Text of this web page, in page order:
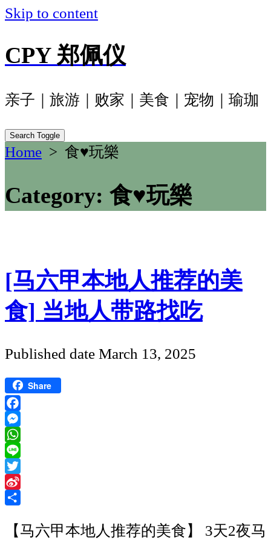
Skip to content
CPY 郑佩仪
亲子｜旅游｜败家｜美食｜宠物｜瑜珈
Search Toggle
Home > 食♥玩樂
Category: 食♥玩樂
[马六甲本地人推荐的美
食] 当地人带路找吃
Published date March 13, 2025
Share
Facebook
Messenger
WhatsApp
Line
Twitter
Sina
【马六甲本地人推荐的美食】 3天2夜马